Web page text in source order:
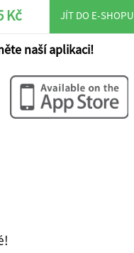
Kč JÍT DO E-SHOPU
naší aplikaci!